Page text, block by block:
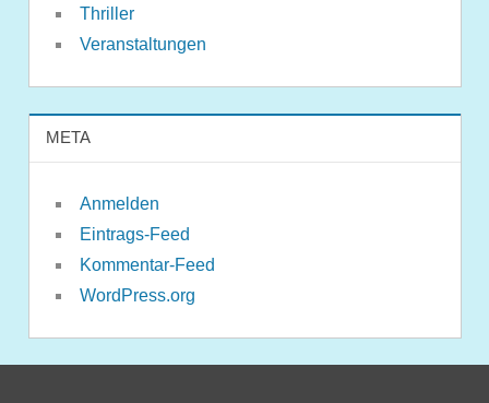
Thriller
Veranstaltungen
META
Anmelden
Eintrags-Feed
Kommentar-Feed
WordPress.org